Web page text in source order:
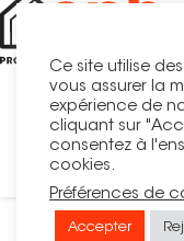
©
Ce site utilise
vous assurer la
expérience de
cliquant sur
consentez à
cookies.
Préférences de
Accepter